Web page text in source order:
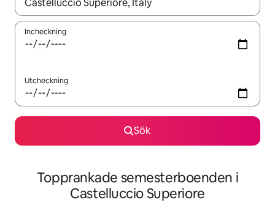
Incheckning
Utcheckning
Sök
Topprankade semesterboenden i
Castelluccio Superiore